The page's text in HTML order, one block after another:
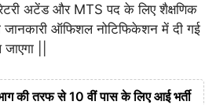
अटेंड और MTS पद के लिए शैक्षणिक
जानकारी ऑफिशल नोटिफिकेशन में दी गई
||
तरफ से 10 वीं पास के लिए आई भर्ती